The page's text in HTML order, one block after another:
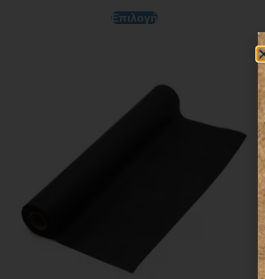
Επιλογή